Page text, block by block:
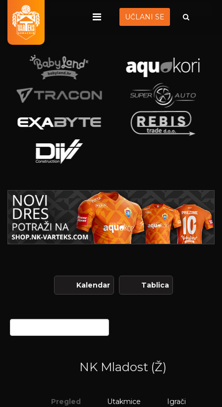
UČLANI SE
Kalendar Tablica
NK Mladost (Ž)
Pregled Utakmice Igrači